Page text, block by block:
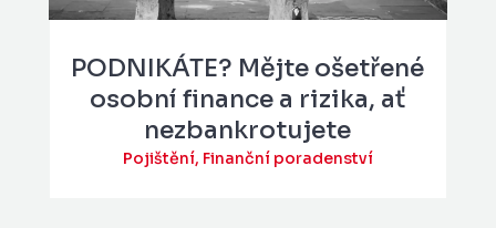
PODNIKÁTE? Mějte ošetřené
osobní finance a rizika, ať
nezbankrotujete
Pojištění, Finanční poradenství